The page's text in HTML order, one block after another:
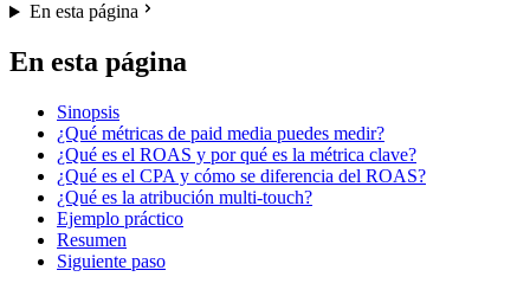
En esta página
En esta página
Sinopsis
¿Qué métricas de paid media puedes medir?
¿Qué es el ROAS y por qué es la métrica clave?
¿Qué es el CPA y cómo se diferencia del ROAS?
¿Qué es la atribución multi-touch?
Ejemplo práctico
Resumen
Siguiente paso